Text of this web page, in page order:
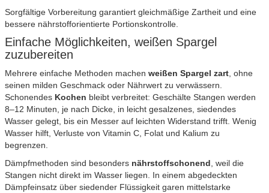
Sorgfältige Vorbereitung garantiert gleichmäßige Zartheit und eine
bessere nährstofforientierte Portionskontrolle.
Einfache Möglichkeiten, weißen Spargel
zuzubereiten
Mehrere einfache Methoden machen weißen Spargel zart , ohne
seinen milden Geschmack oder Nährwert zu verwässern.
Schonendes Kochen bleibt verbreitet: Geschälte Stangen werden
8–12 Minuten, je nach Dicke, in leicht gesalzenes, siedendes
Wasser gelegt, bis ein Messer auf leichten Widerstand trifft. Wenig
Wasser hilft, Verluste von Vitamin C, Folat und Kalium zu
begrenzen.
Dämpfmethoden sind besonders nährstoffschonend , weil die
Stangen nicht direkt im Wasser liegen. In einem abgedeckten
Dämpfeinsatz über siedender Flüssigkeit garen mittelstarke